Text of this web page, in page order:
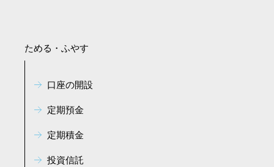
ためる・ふやす
口座の開設
定期預金
定期積金
投資信託